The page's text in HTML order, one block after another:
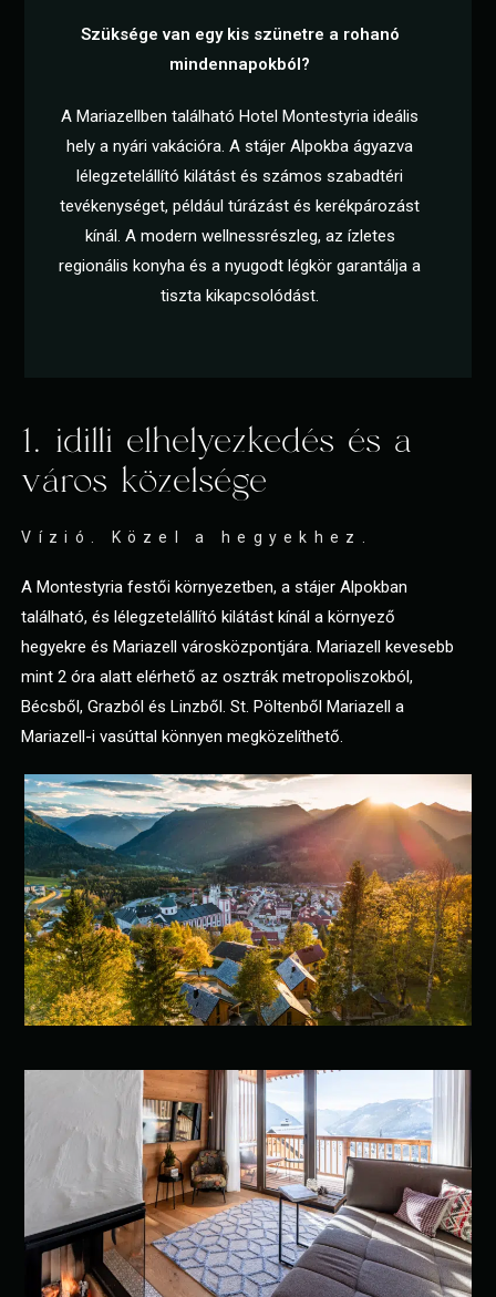
Szüksége van egy kis szünetre a rohanó
mindennapokból?
A Mariazellben található Hotel Montestyria ideális
hely a nyári vakációra. A stájer Alpokba ágyazva
lélegzetelállító kilátást és számos szabadtéri
tevékenységet, például túrázást és kerékpározást
kínál. A modern wellnessrészleg, az ízletes
regionális konyha és a nyugodt légkör garantálja a
tiszta kikapcsolódást.
1. idilli elhelyezkedés és a
város közelsége
Vízió. Közel a hegyekhez.
A Montestyria festői környezetben, a stájer Alpokban
található, és lélegzetelállító kilátást kínál a környező
hegyekre és Mariazell városközpontjára. Mariazell kevesebb
mint 2 óra alatt elérhető az osztrák metropoliszokból,
Bécsből, Grazból és Linzből. St. Pöltenből Mariazell a
Mariazell-i vasúttal könnyen megközelíthető.